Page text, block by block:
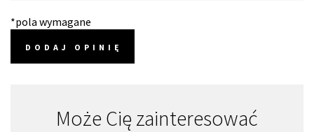
*pola wymagane
DODAJ OPINIĘ
Może Cię zainteresować